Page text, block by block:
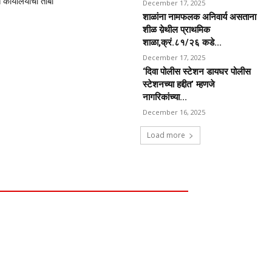
December 17, 2025
शाळांना नामफलक अनिवार्य असताना
शीळ य़ेथील प्राथमिक
शाळा,क्रं.८१/२६ कडे...
December 17, 2025
‘दिवा पोलीस स्टेशन डायघर पोलीस
स्टेशनच्या हद्दीत’ म्हणजे
नागरिकांच्या...
December 16, 2025
Load more